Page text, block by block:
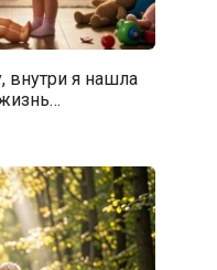
внутри я нашла